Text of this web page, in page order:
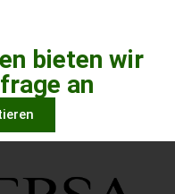
bieten wir
an